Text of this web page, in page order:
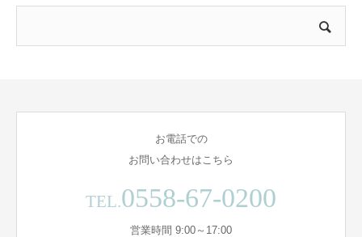
お電話での
お問い合わせはこちら
TEL.0558-67-0200
営業時間 9:00～17:00